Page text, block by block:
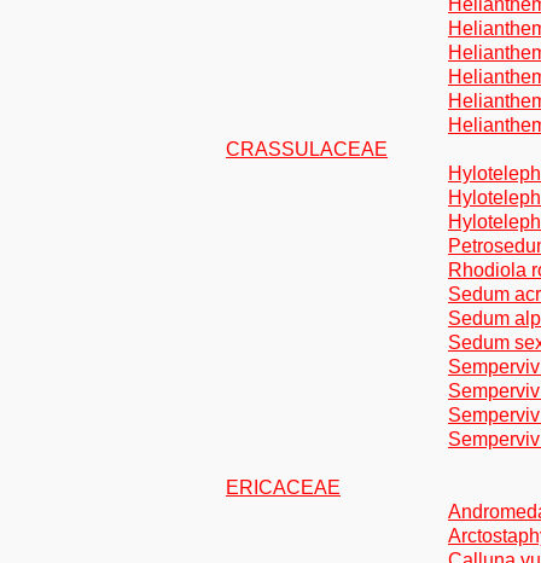
CRASSULACEAE
Rhodiola
Sedum
Sedum
Sedum
ERICACEAE